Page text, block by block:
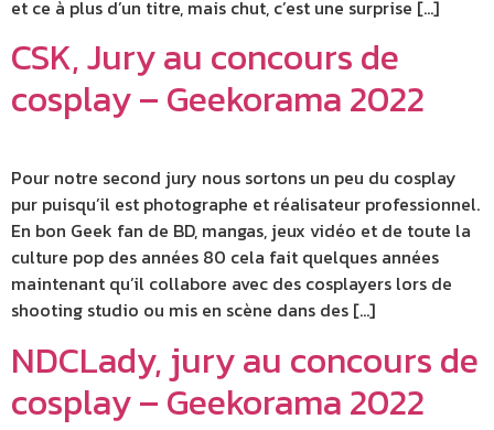
et ce à plus d’un titre, mais chut, c’est une surprise […]
CSK, Jury au concours de
cosplay – Geekorama 2022
Pour notre second jury nous sortons un peu du cosplay
pur puisqu’il est photographe et réalisateur professionnel.
En bon Geek fan de BD, mangas, jeux vidéo et de toute la
culture pop des années 80 cela fait quelques années
maintenant qu’il collabore avec des cosplayers lors de
shooting studio ou mis en scène dans des […]
NDCLady, jury au concours de
cosplay – Geekorama 2022